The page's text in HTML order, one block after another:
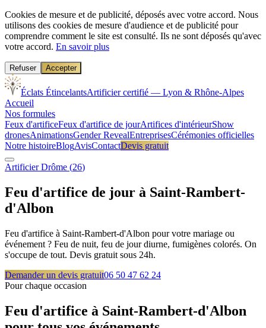
Cookies de mesure et de publicité, déposés avec votre accord. Nous
utilisons des cookies de mesure d'audience et de publicité pour
comprendre comment le site est consulté. Ils ne sont déposés qu'avec
votre accord. En savoir plus
Refuser Accepter
Éclats ÉtincelantsArtificier certifié — Lyon & Rhône-Alpes
Accueil
Nos formules
Feux d'artificeFeux d'artifice de jourArtifices d'intérieurShow
dronesAnimationsGender RevealEntreprisesCérémonies officielles
Notre histoireBlogAvisContactDevis gratuit
ArtificierDrôme (26)
Feu d'artifice de jour à Saint-Rambert-
d'Albon
Feu d'artifice à Saint-Rambert-d'Albon pour votre mariage ou
événement ? Feu de nuit, feu de jour diurne, fumigènes colorés. On
s'occupe de tout. Devis gratuit sous 24h.
Demander un devis gratuit06 50 47 62 24
Pour chaque occasion
Feu d'artifice à Saint-Rambert-d'Albon